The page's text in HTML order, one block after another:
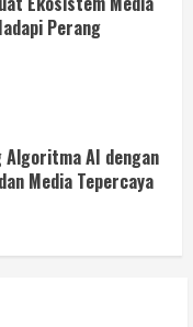
AI dengan
Media Tepercaya
Tolak Aksi
Keamanan dan
Serukan